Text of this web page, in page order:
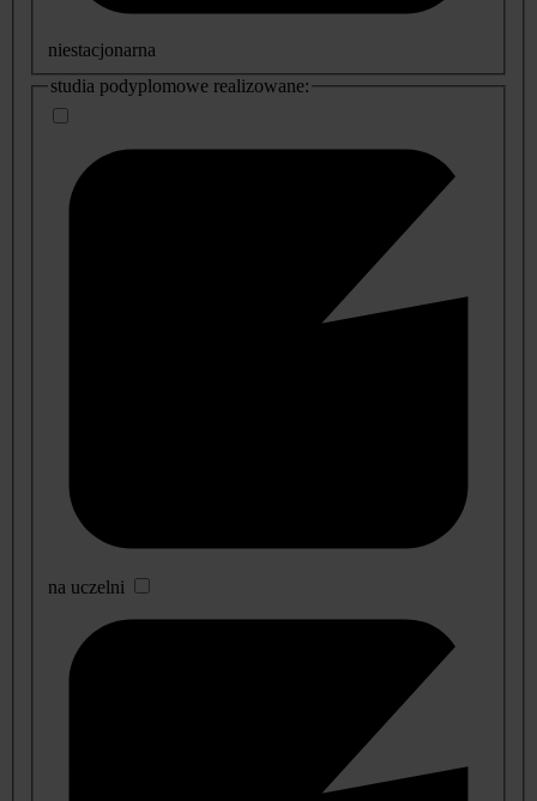
niestacjonarna
studia podyplomowe realizowane:
na uczelni